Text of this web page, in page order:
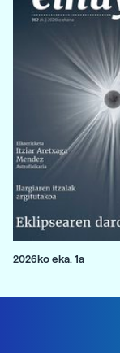
2026ko eka. 1a